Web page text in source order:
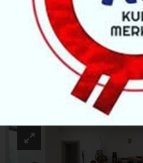
Amedspor’un taraftar
Barikat’ın grup
Sanayi Odası Yönetim
Kaya’yı ziyaret etti.